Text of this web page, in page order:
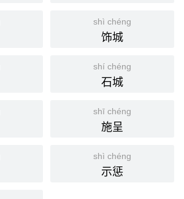
shì chéng
饰城
shí chéng
石城
shī chéng
施呈
shì chéng
示惩